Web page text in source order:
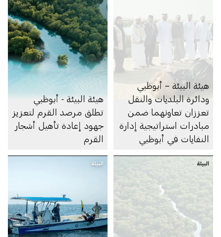
هيئة البيئة – أبوظبي
ودائرة البلديات والنقل
تعززان تعاونهما ضمن
مبادرات استراتيجية إدارة
النفايات في أبوظبي
هيئة البيئة - أبوظبي
تطلق مرصد القرم لتعزيز
جهود إعادة تأهيل أشجار
القرم
البيئة البيئة